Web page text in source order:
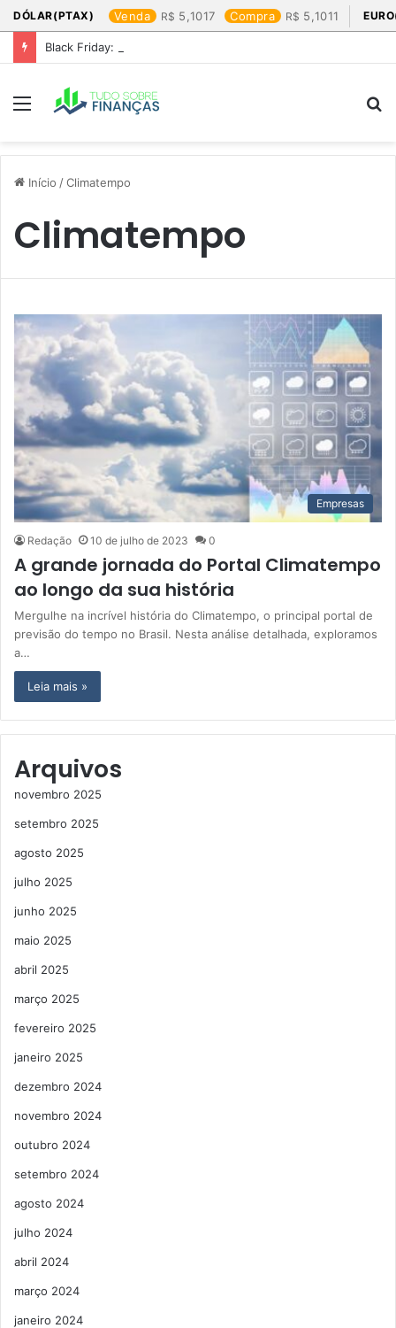
DÓLAR(PTAX) Venda 5,1017 Compra 5,1011
Black Friday: os produtos que mais valem a pena
Menu
Início /Climatempo
Climatempo
Empresas
Redação 10 de julho de 2023 0
A grande jornada do Portal Climatempo
ao longo da sua história
Mergulhe na incrível história do Climatempo, o principal portal de
previsão do tempo no Brasil. Nesta análise detalhada, exploramos
a…
Leia mais »
Arquivos
novembro 2025
setembro 2025
agosto 2025
julho 2025
junho 2025
maio 2025
abril 2025
março 2025
fevereiro 2025
janeiro 2025
dezembro 2024
novembro 2024
outubro 2024
setembro 2024
agosto 2024
julho 2024
abril 2024
março 2024
janeiro 2024